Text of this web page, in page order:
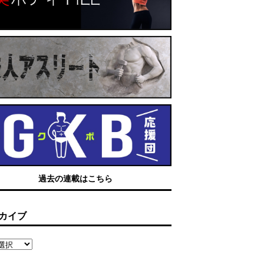
過去の連載はこちら
イブ